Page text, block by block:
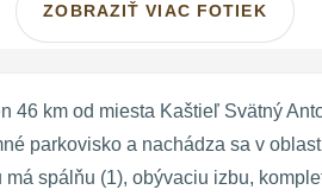
ZOBRAZIŤ VIAC FOTIEK
km od miesta Kaštieľ Svätný
parkovisko a nachádza sa v
spálňu (1), obývaciu izbu,